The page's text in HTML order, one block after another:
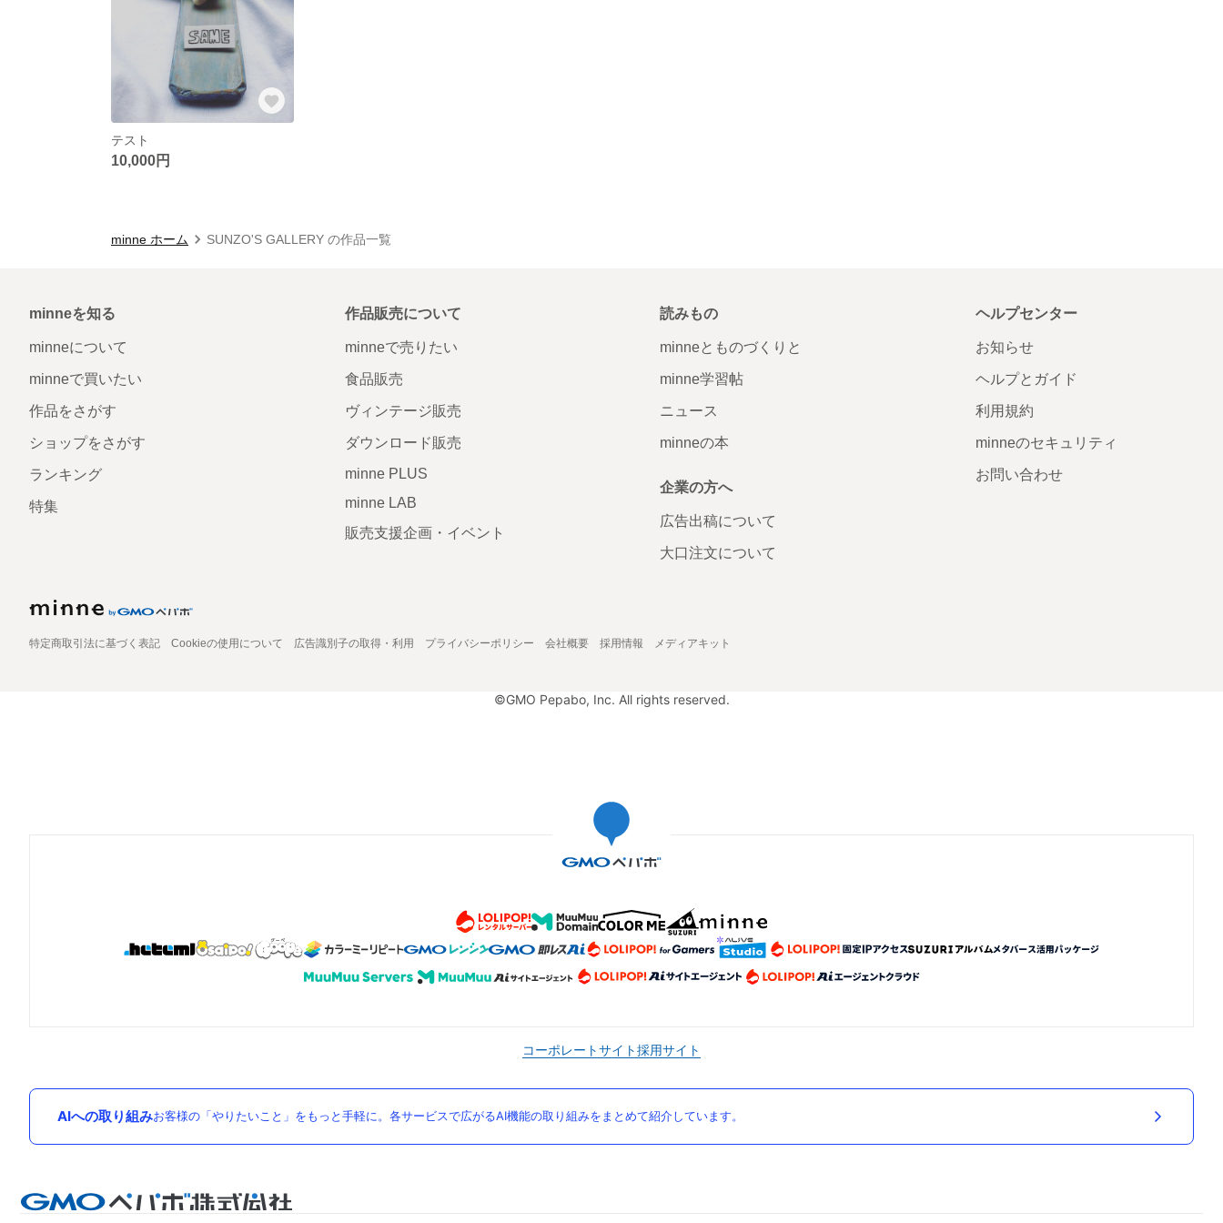
テスト
10,000円
minne ホーム SUNZO'S GALLERY の作品一覧
minneを知る
minneについて
minneで買いたい
作品をさがす
ショップをさがす
ランキング
特集
作品販売について
minneで売りたい
食品販売
ヴィンテージ販売
ダウンロード販売
minne PLUS
minne LAB
販売支援企画・イベント
読みもの
minneとものづくりと
minne学習帖
ニュース
minneの本
企業の方へ
広告出稿について
大口注文について
ヘルプセンター
お知らせ
ヘルプとガイド
利用規約
minneのセキュリティ
お問い合わせ
特定商取引法に基づく表記 Cookieの使用について 広告識別子の取得・利用 プライバシーポリシー 会社概要 採用情報 メディアキット
©GMO Pepabo, Inc. All rights reserved.
コーポレートサイト採用サイト
AIへの取り組みお客様の「やりたいこと」をもっと手軽に。各サービスで広がるAI機能の取り組みをまとめて紹介しています。